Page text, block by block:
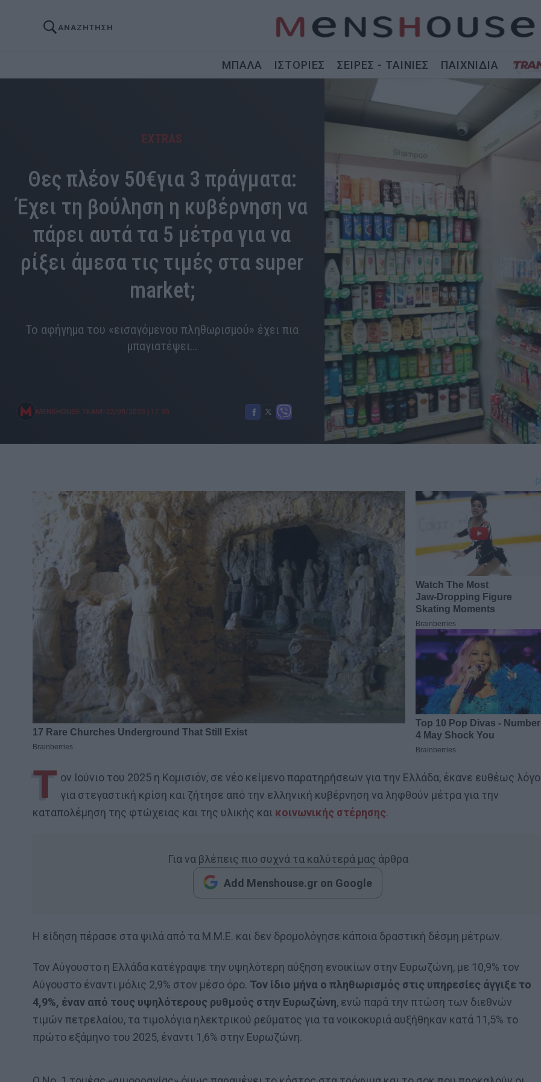
ΑΝΑΖΗΤΗΣΗ
ΜΠΑΛΑ ΙΣΤΟΡΙΕΣ ΣΕΙΡΕΣ - ΤΑΙΝΙΕΣ ΠΑΙΧΝΙΔΙΑ
EXTRAS
Θες πλέον 50€για 3 πράγματα:
Έχει τη βούληση η κυβέρνηση να
πάρει αυτά τα 5 μέτρα για να
ρίξει άμεσα τις τιμές στα super
market;
Το αφήγημα του «εισαγόμενου πληθωρισμού» έχει πια
μπαγιατέψει...
MENSHOUSE TEAM 22/09/2025 | 11:35
Τ ον Ιούνιο του 2025 η Κομισιόν, σε νέο κείμενο παρατηρήσεων για την Ελλάδα, έκανε ευθέως λόγο
για στεγαστική κρίση και ζήτησε από την ελληνική κυβέρνηση να ληφθούν μέτρα για την
καταπολέμηση της φτώχειας και της υλικής και κοινωνικής στέρησης.
Για να βλέπεις πιο συχνά τα καλύτερά μας άρθρα
Add Menshouse.gr on Google
Η είδηση πέρασε στα ψιλά από τα Μ.Μ.Ε. και δεν δρομολόγησε κάποια δραστική δέσμη μέτρων.
Τον Αύγουστο η Ελλάδα κατέγραψε την υψηλότερη αύξηση ενοικίων στην Ευρωζώνη, με 10,9% τον
Αύγουστο έναντι μόλις 2,9% στον μέσο όρο. Τον ίδιο μήνα ο πληθωρισμός στις υπηρεσίες άγγιξε το
4,9%, έναν από τους υψηλότερους ρυθμούς στην Ευρωζώνη, ενώ παρά την πτώση των διεθνών
τιμών πετρελαίου, τα τιμολόγια ηλεκτρικού ρεύματος για τα νοικοκυριά αυξήθηκαν κατά 11,5% το
πρώτο εξάμηνο του 2025, έναντι 1,6% στην Ευρωζώνη.